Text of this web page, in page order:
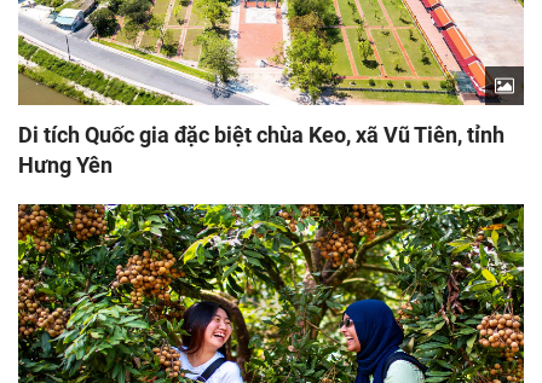
Di tích Quốc gia đặc biệt chùa Keo, xã Vũ Tiên, tỉnh
Hưng Yên